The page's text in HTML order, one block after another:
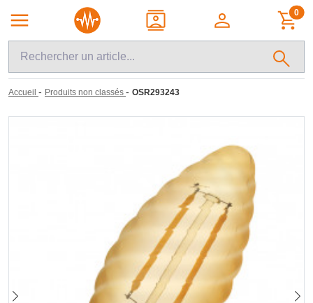
0
Accueil - Produits non classés - OSR293243